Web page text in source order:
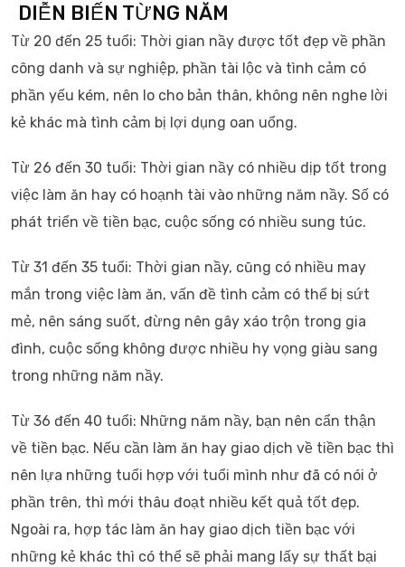
DIỄN BIẾN TỪNG NĂM
Từ 20 đến 25 tuổi: Thời gian nầy được tốt đẹp về phần
công danh và sự nghiệp, phần tài lộc và tình cảm có
phần yếu kém, nên lo cho bản thân, không nên nghe lời
kẻ khác mà tình cảm bị lợi dụng oan uổng.
Từ 26 đến 30 tuổi: Thời gian nầy có nhiều dịp tốt trong
việc làm ăn hay có hoạnh tài vào những năm nầy. Số có
phát triển về tiền bạc, cuộc sống có nhiều sung túc.
Từ 31 đến 35 tuổi: Thời gian nầy, cũng có nhiều may
mắn trong việc làm ăn, vấn đề tình cảm có thể bị sứt
mẻ, nên sáng suốt, đừng nên gây xáo trộn trong gia
đình, cuộc sống không được nhiều hy vọng giàu sang
trong những năm nầy.
Từ 36 đến 40 tuổi: Những năm nầy, bạn nên cẩn thận
về tiền bạc. Nếu cần làm ăn hay giao dịch về tiền bạc thì
nên lựa những tuổi hợp với tuổi mình như đã có nói ở
phần trên, thì mới thâu đoạt nhiều kết quả tốt đẹp.
Ngoài ra, hợp tác làm ăn hay giao dịch tiền bạc với
những kẻ khác thì có thể sẽ phải mang lấy sự thất bại